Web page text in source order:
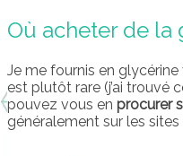
Où acheter de la
Je me fournis en
est plutôt rare (j’ai trouvé
pouvez vous en procurer
généralement sur les